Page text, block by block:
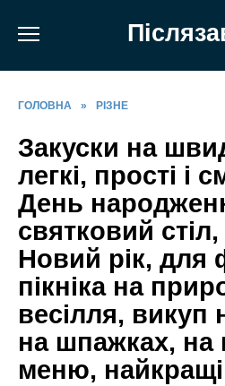
ГОЛОВНА » РІЗНЕ
Закуски на
легкі, прості і
День
святковий
Новий рік, для
пікніка на
весілля, викуп
на шпажках, на
меню,